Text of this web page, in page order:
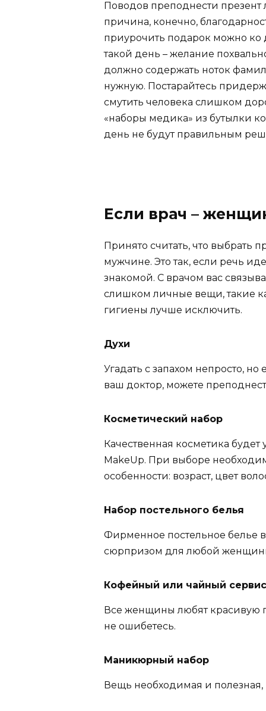
Поводов преподнести
причина, конечно,
приурочить подарок можно
такой день – желание
должно содержать ноток
нужную. Постарайтесь
смутить человека слишком
«наборы медика» из бутылки
день не будут правильным
Если врач –
Принято считать, что выбрать
мужчине. Это так, если речь
знакомой. С врачом вас
слишком личные вещи, такие
гигиены лучше исключить.
Духи
Угадать с запахом непросто,
ваш доктор, можете
Косметический набор
Качественная косметика
MakeUp. При выборе
особенности: возраст, цвет
Набор постельного белья
Фирменное постельное белье
сюрпризом для любой
Кофейный или чайный сервис
Все женщины любят красивую
не ошибетесь.
Маникюрный набор
Вещь необходимая и полезная,